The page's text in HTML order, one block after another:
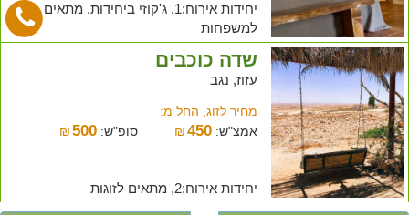
יחידות אירוח:1, ג'קוזי ביחידות, מתאים
למשפחות
שדה כוכבים
עזוז, נגב
מחיר לזוג, החל מ:
אמצ"ש:
₪450 סופ"ש: ₪ 500
יחידות אירוח:2, מתאים לזוגות